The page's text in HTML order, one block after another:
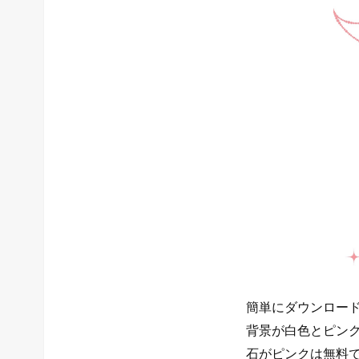
簡単にダウンロー
背景が白色とピン
石がピンクは無料